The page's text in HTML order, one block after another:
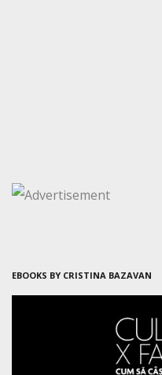
EBOOKS BY CRISTINA BAZAVAN